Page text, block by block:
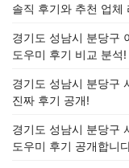
솔직 후기와 추천 업체
경기도 성남시 분당구
도우미 후기 비교 분석!
경기도 성남시 분당구
진짜 후기 공개!
경기도 성남시 분당구
도우미 후기 공개합니